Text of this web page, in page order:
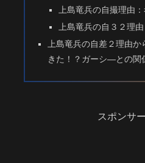
上島竜兵の自撮理由
上島竜兵の自３２理
上島竜兵の自差２理由
きた！？ガーシ―との関
スポンサ